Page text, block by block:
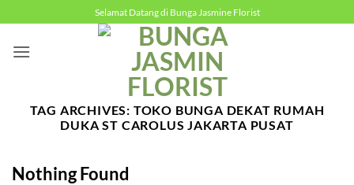
to
content
Selamat Datang di Bunga Jasmine Florist
TAG ARCHIVES: TOKO BUNGA DEKAT RUMAH
DUKA ST CAROLUS JAKARTA PUSAT
Nothing Found